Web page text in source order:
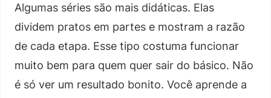
Algumas séries são mais didáticas. Elas
dividem pratos em partes e mostram a razão
de cada etapa. Esse tipo costuma funcionar
muito bem para quem quer sair do básico. Não
é só ver um resultado bonito. Você aprende a